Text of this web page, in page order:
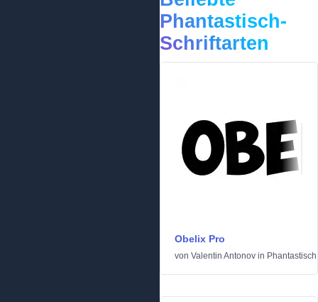
Phantastisch-
Schriftarten
Obelix Pro
von Valentin Antonov in Phantastisch